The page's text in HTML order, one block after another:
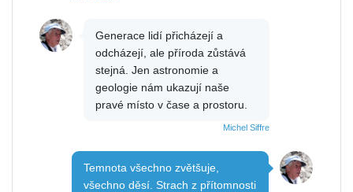
Generace lidí přicházejí a
odcházejí, ale příroda zůstává
stejná. Jen astronomie a
geologie nám ukazují naše
pravé místo v čase a prostoru.
Michel Siffre
Temnota všechno zvětšuje,
všechno děsí. Strach z přítomnosti